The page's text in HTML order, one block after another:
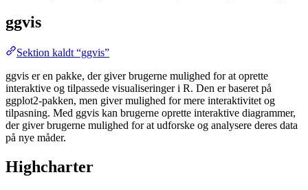
ggvis
Sektion kaldt “ggvis”
ggvis er en pakke, der giver brugerne mulighed for at oprette
interaktive og tilpassede visualiseringer i R. Den er baseret på
ggplot2-pakken, men giver mulighed for mere interaktivitet og
tilpasning. Med ggvis kan brugerne oprette interaktive diagrammer,
der giver brugerne mulighed for at udforske og analysere deres data
på nye måder.
Highcharter